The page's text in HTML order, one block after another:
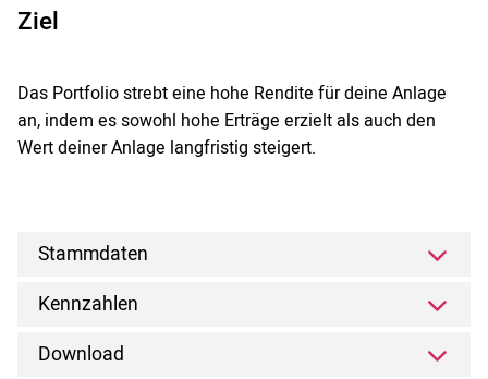
Ziel
Das Portfolio strebt eine hohe Rendite für deine Anlage
an, indem es sowohl hohe Erträge erzielt als auch den
Wert deiner Anlage langfristig steigert.
Stammdaten
Kennzahlen
Download